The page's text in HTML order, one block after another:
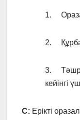
1. Ораза
2.
3.
кейінгі
С: Ерікті